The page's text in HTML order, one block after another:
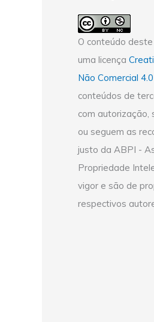
O conteúdo
uma licença
Não Comercial
conteúdos de
com autorização,
ou seguem as
justo da ABPI -
Propriedade
vigor e são de
respectivos